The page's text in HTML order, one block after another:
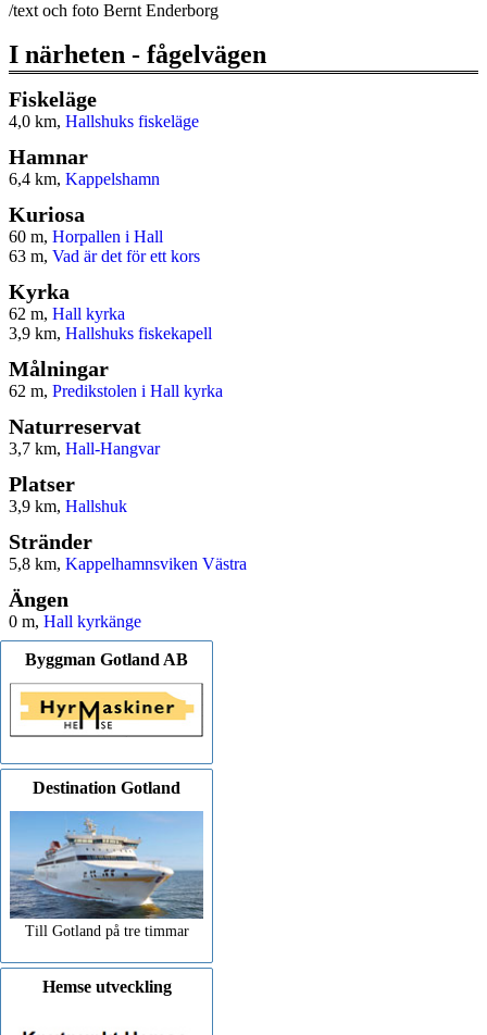
/text och foto Bernt Enderborg
I närheten - fågelvägen
Fiskeläge
4,0 km, Hallshuks fiskeläge
Hamnar
6,4 km, Kappelshamn
Kuriosa
60 m, Horpallen i Hall
63 m, Vad är det för ett kors
Kyrka
62 m, Hall kyrka
3,9 km, Hallshuks fiskekapell
Målningar
62 m, Predikstolen i Hall kyrka
Naturreservat
3,7 km, Hall-Hangvar
Platser
3,9 km, Hallshuk
Stränder
5,8 km, Kappelhamnsviken Västra
Ängen
0 m, Hall kyrkänge
Byggman Gotland AB
Destination Gotland
Till Gotland på tre timmar
Hemse utveckling